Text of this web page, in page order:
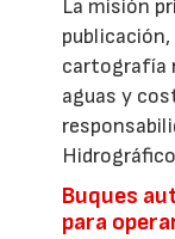
La misión
cartografía
aguas y
Buques
para